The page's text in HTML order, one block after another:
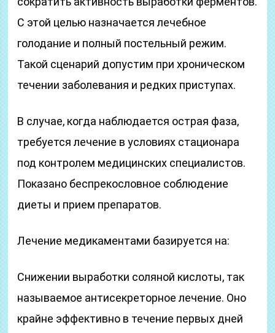
С этой целью назначается лечебное
голодание и полный постельный режим.
Такой сценарий допустим при хроническом
течении заболевания и редких приступах.
В случае, когда наблюдается острая фаза,
требуется лечение в условиях стационара
под контролем медицинских специалистов.
Показано беспрекословное соблюдение
диеты и прием препаратов.
Лечение медикаментами базируется на:
Снижении выработки соляной кислоты, так
называемое антисекреторное лечение. Оно
крайне эффективно в течение первых дней